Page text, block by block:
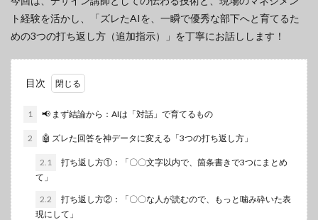
ト経験を活かし、「ズレたAIを、一瞬で優秀な部下へと育てるた
めの3つの打ち返し方（追加指示）」を丁寧にお話しします！
目次
1 📢 まず結論から：AIは「対話」で育てるもの
2 🤖 ズレた回答を神データに変える「3つの打ち返し方」
2.1
打ち返し方①：「〇〇文字以内で、箇条書きで3つにまとめ
て」
2.2
打ち返し方②：「〇〇な人が読むので、もっと噛み砕いた表
現にして」